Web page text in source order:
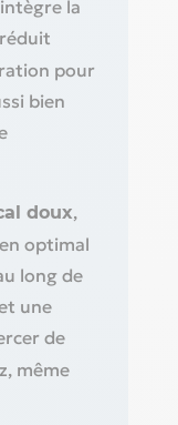
la
pour
bien
doux,
optimal
long de
une
de
même